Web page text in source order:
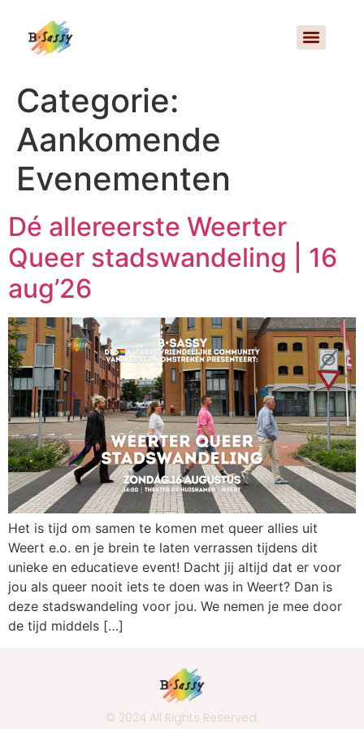
Categorie:
Aankomende
Evenementen
Dé allereerste Weerter
Queer stadswandeling | 16
aug’26
Het is tijd om samen te komen met queer allies uit
Weert e.o. en je brein te laten verrassen tijdens dit
unieke en educatieve event! Dacht jij altijd dat er voor
jou als queer nooit iets te doen was in Weert? Dan is
deze stadswandeling voor jou. We nemen je mee door
de tijd middels […]
© 2024 All Rights Reserved.